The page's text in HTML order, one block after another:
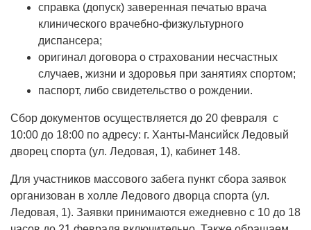
справка (допуск) заверенная печатью врача
клинического врачебно-физкультурного
диспансера;
оригинал договора о страховании несчастных
случаев, жизни и здоровья при занятиях спортом;
паспорт, либо свидетельство о рождении.
Сбор документов осуществляется до 20 февраля с
10:00 до 18:00 по адресу: г. Ханты-Мансийск Ледовый
дворец спорта (ул. Ледовая, 1), кабинет 148.
Для участников массового забега пункт сбора заявок
организован в холле Ледового дворца спорта (ул.
Ледовая, 1). Заявки принимаются ежедневно с 10 до 18